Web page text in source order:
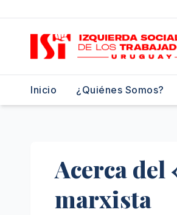
contenido
Inicio ¿Quiénes Somos?
Acerca
marxista